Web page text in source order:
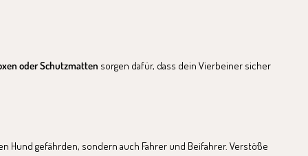
oder Schutzmatten sorgen dafür, dass dein Vierbeiner sicher
gefährden, sondern auch Fahrer und Beifahrer. Verstöße